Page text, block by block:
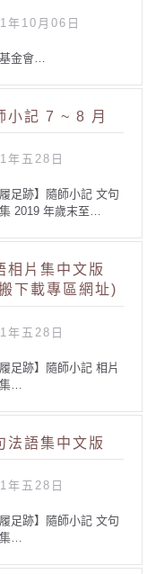
年10月06日
金會…
小記 7 ~ 8 月
年五28日
履足跡】隨師小記 文句
2019 年歲末至…
相片集中文版
下載專區網址)
年五28日
履足跡】隨師小記 相片
…
法語集中文版
年五28日
履足跡】隨師小記 文句
…